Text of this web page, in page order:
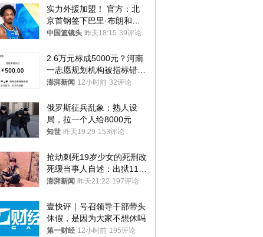
实力外援加盟！ 官方：北
京首钢签下巴里·布朗和桑
普森
中国篮镜头 昨天18:15 39评论
2.6万元标成5000元？河南
一志愿规划机构被指标错学
费致考生复读
澎湃新闻 12小时前 32评论
俄罗斯征兵乱象：熟人设
局，拉一个人给8000元
知世 昨天19:29 153评论
抢劫刺死19岁少女的死刑改
死缓当事人自述：出狱11年
间始终刻意躲避被害人家属
澎湃新闻 昨天21:22 197评论
壹快评｜号召领导干部带头
休假，是因为大家不想休吗
第一财经 12小时前 195评论